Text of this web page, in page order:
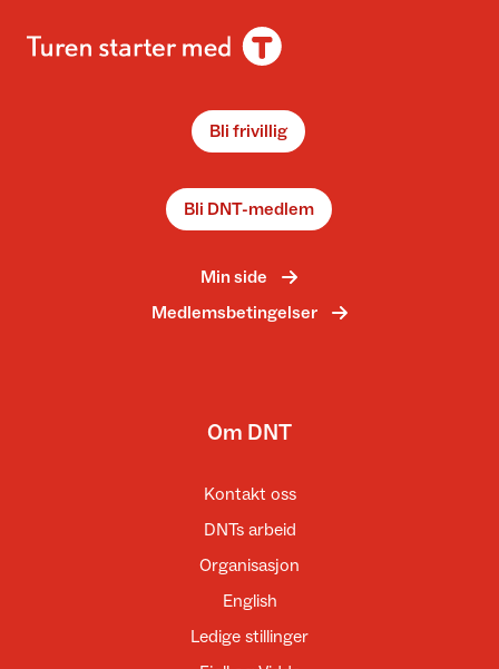
Bli frivillig
Bli DNT-medlem
Min side
Medlemsbetingelser
Om DNT
Kontakt oss
DNTs arbeid
Organisasjon
English
Ledige stillinger